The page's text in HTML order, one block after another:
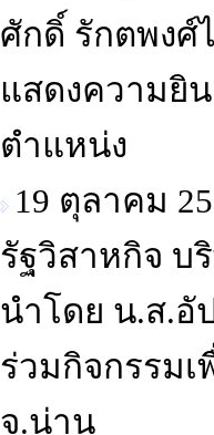
ศักดิ์ รักตพงศ์
แสดงความยิ
ตำแหน่ง
19 ตุลาคม
รัฐวิสาหกิจ บ
นำโดย น.ส.อั
ร่วมกิจกรรม
จ.น่าน